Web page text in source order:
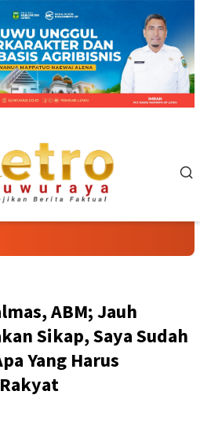
ABM; Jauh
Sikap, Saya Sudah
Yang Harus